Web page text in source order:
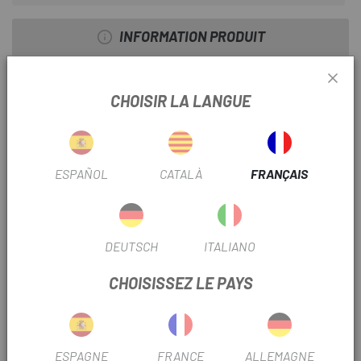
INFORMATION PRODUIT
TECHNOLOGIE EXP à cliquet FREEHUB
MATÉRIEL Aluminium
La couleur noire
Norme de qualité des roulements
NOYAU SRAM XDR RD (AXDR)
CHOISIR LA LANGUE
ESPAÑOL CATALÀ FRANÇAIS
DEUTSCH ITALIANO
CHOISISSEZ LE PAYS
ESPAGNE FRANCE ALLEMAGNE